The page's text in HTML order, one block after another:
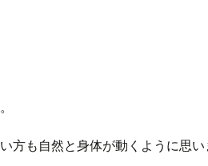
方も自然と身体が動くように思い